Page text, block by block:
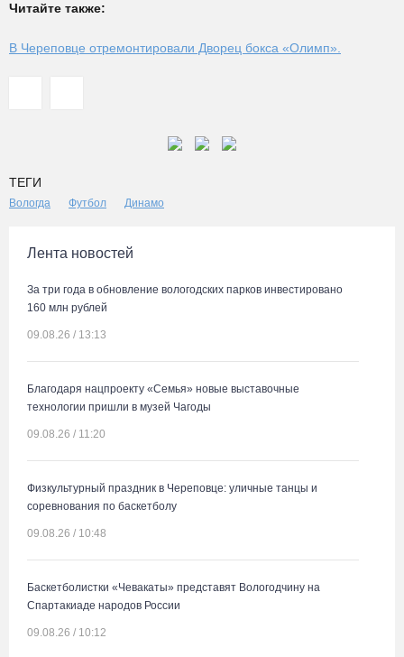
Читайте также:
В Череповце отремонтировали Дворец бокса «Олимп».
ТЕГИ
Вологда Футбол Динамо
Лента новостей
За три года в обновление вологодских парков инвестировано
160 млн рублей
09.08.26 / 13:13
Благодаря нацпроекту «Семья» новые выставочные
технологии пришли в музей Чагоды
09.08.26 / 11:20
Физкультурный праздник в Череповце: уличные танцы и
соревнования по баскетболу
09.08.26 / 10:48
Баскетболистки «Чевакаты» представят Вологодчину на
Спартакиаде народов России
09.08.26 / 10:12